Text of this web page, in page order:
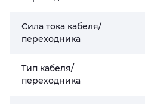
Сила тока кабеля/
переходника
Тип кабеля/
переходника